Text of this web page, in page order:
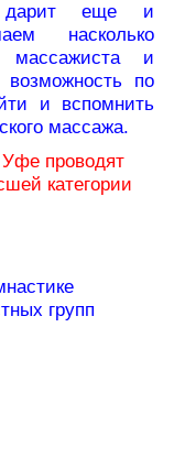
дарит еще и
насколько
массажиста и
по
и вспомнить
массажа.
проводят
категории
групп